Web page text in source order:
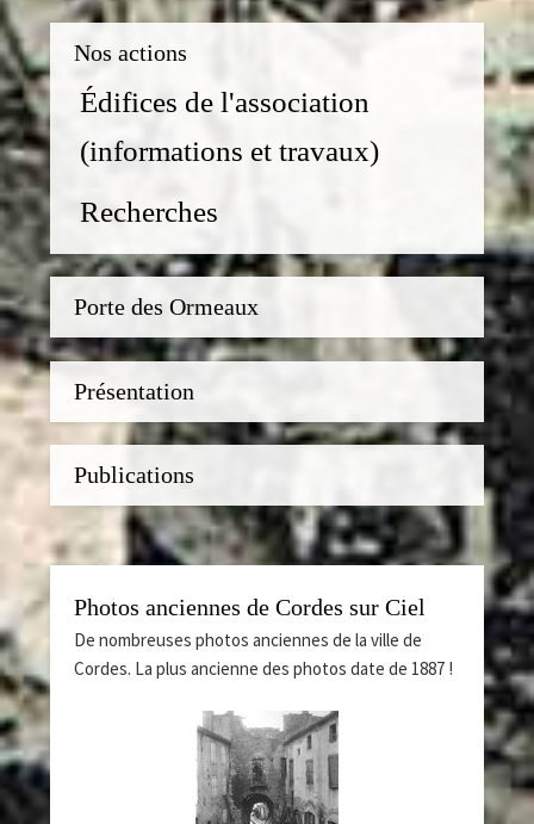
Nos actions
Édifices de l'association
(informations et travaux)
Recherches
Porte des Ormeaux
Présentation
Publications
Photos anciennes de Cordes sur Ciel
De nombreuses photos anciennes de la ville de
Cordes. La plus ancienne des photos date de 1887 !